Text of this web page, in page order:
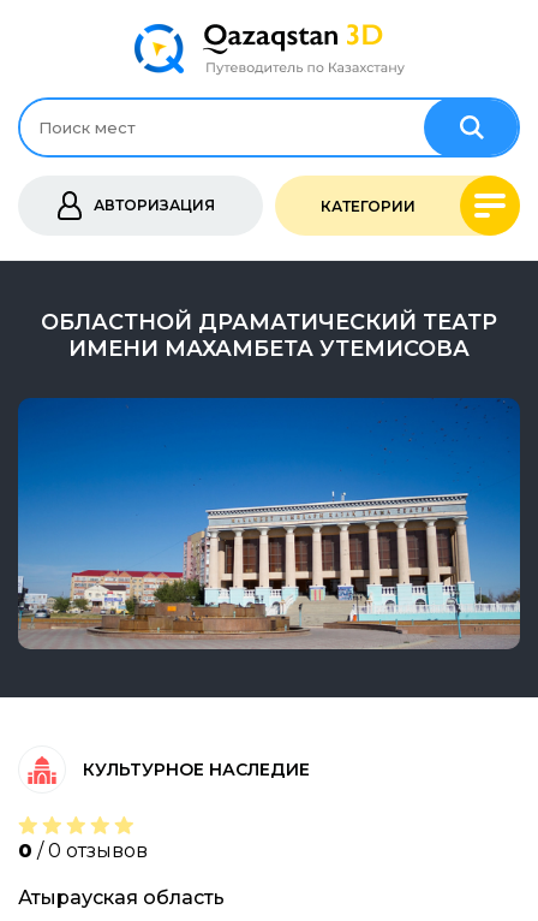
АВТОРИЗАЦИЯ КАТЕГОРИИ
ОБЛАСТНОЙ ДРАМАТИЧЕСКИЙ ТЕАТР
ИМЕНИ МАХАМБЕТА УТЕМИСОВА
КУЛЬТУРНОЕ НАСЛЕДИЕ
0 / 0 отзывов
Атырауская область